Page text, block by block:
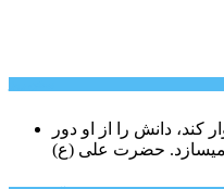
كند، دانش را از او دور
میسازد. حضرت علی (ع)